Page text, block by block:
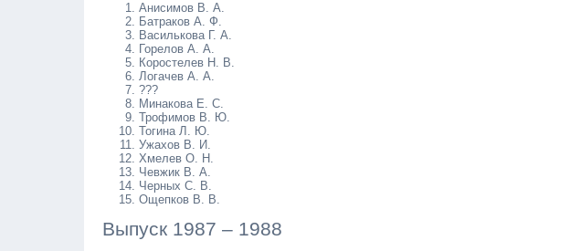
Анисимов В. А.
Батраков А. Ф.
Василькова Г. А.
Горелов А. А.
Коростелев Н. В.
Логачев А. А.
???
Минакова Е. С.
Трофимов В. Ю.
Тогина Л. Ю.
Ужахов В. И.
Хмелев О. Н.
Чевжик В. А.
Черных С. В.
Ощепков В. В.
Выпуск 1987 – 1988